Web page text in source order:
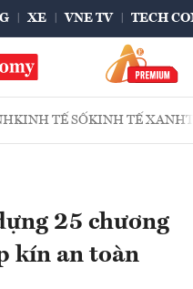
XE VNE TV TECH
KINH TẾ SỐKINH TẾ XANH
25 chương
kín an toàn